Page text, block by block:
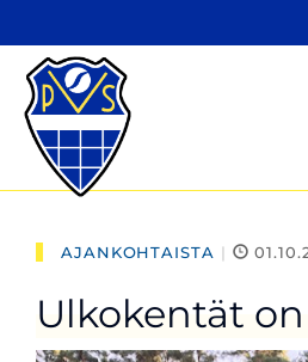
AJANKOHTAISTA |
Ulkokentät